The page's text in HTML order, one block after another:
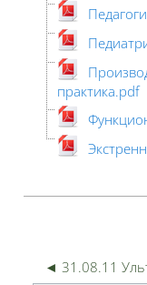
практика.pdf
◄ 31.08.11